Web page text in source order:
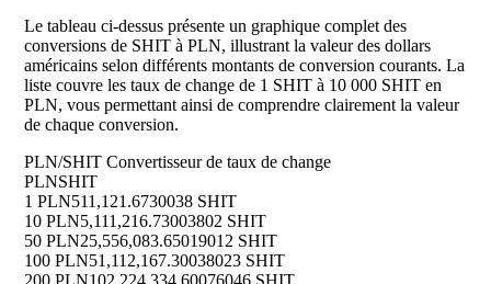
Le tableau ci-dessus présente un graphique complet des
conversions de SHIT à PLN, illustrant la valeur des dollars
américains selon différents montants de conversion courants. La
liste couvre les taux de change de 1 SHIT à 10 000 SHIT en
PLN, vous permettant ainsi de comprendre clairement la valeur
de chaque conversion.
PLN/SHIT Convertisseur de taux de change
PLNSHIT
1 PLN511,121.6730038 SHIT
10 PLN5,111,216.73003802 SHIT
50 PLN25,556,083.65019012 SHIT
100 PLN51,112,167.30038023 SHIT